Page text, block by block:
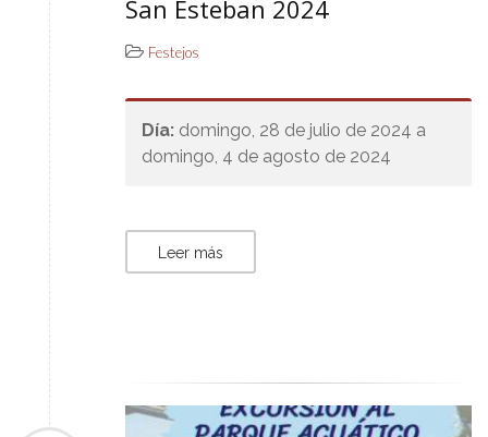
San Esteban 2024
Festejos
Día: domingo, 28 de julio de 2024 a
domingo, 4 de agosto de 2024
Leer más